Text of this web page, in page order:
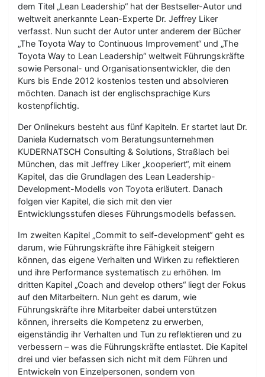
dem Titel „Lean Leadership“ hat der Bestseller-Autor und
weltweit anerkannte Lean-Experte Dr. Jeffrey Liker
verfasst. Nun sucht der Autor unter anderem der Bücher
„The Toyota Way to Continuous Improvement“ und „The
Toyota Way to Lean Leadership“ weltweit Führungskräfte
sowie Personal- und Organisationsentwickler, die den
Kurs bis Ende 2012 kostenlos testen und absolvieren
möchten. Danach ist der englischsprachige Kurs
kostenpflichtig.
Der Onlinekurs besteht aus fünf Kapiteln. Er startet laut Dr.
Daniela Kudernatsch vom Beratungsunternehmen
KUDERNATSCH Consulting & Solutions, Straßlach bei
München, das mit Jeffrey Liker „kooperiert“, mit einem
Kapitel, das die Grundlagen des Lean Leadership-
Development-Modells von Toyota erläutert. Danach
folgen vier Kapitel, die sich mit den vier
Entwicklungsstufen dieses Führungsmodells befassen.
Im zweiten Kapitel „Commit to self-development“ geht es
darum, wie Führungskräfte ihre Fähigkeit steigern
können, das eigene Verhalten und Wirken zu reflektieren
und ihre Performance systematisch zu erhöhen. Im
dritten Kapitel „Coach and develop others“ liegt der Fokus
auf den Mitarbeitern. Nun geht es darum, wie
Führungskräfte ihre Mitarbeiter dabei unterstützen
können, ihrerseits die Kompetenz zu erwerben,
eigenständig ihr Verhalten und Tun zu reflektieren und zu
verbessern – was die Führungskräfte entlastet. Die Kapitel
drei und vier befassen sich nicht mit dem Führen und
Entwickeln von Einzelpersonen, sondern von